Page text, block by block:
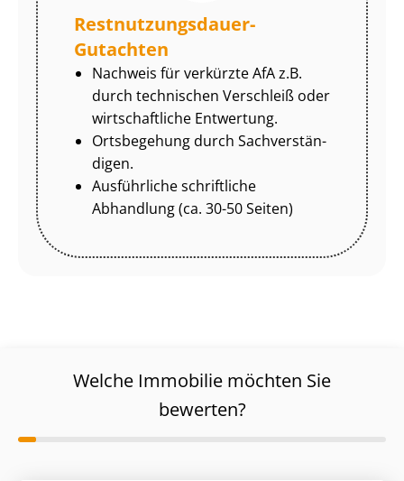
Rest­nut­zungs­dau­er-
Gutachten
Nachweis für verkürzte AfA z.B.
durch technischen Verschleiß oder
wirtschaftliche Entwertung.
Ortsbegehung durch Sach­ver­stän­
di­gen.
Ausführliche schriftliche
Abhandlung (ca. 30-50 Seiten)
Welche Immobilie möchten Sie
bewerten?